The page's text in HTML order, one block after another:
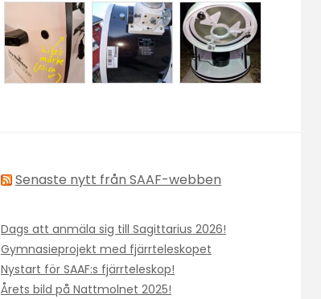
Senaste nytt från SAAF-webben
Dags att anmäla sig till Sagittarius 2026!
Gymnasieprojekt med fjärrteleskopet
Nystart för SAAF:s fjärrteleskop!
Årets bild på Nattmolnet 2025!